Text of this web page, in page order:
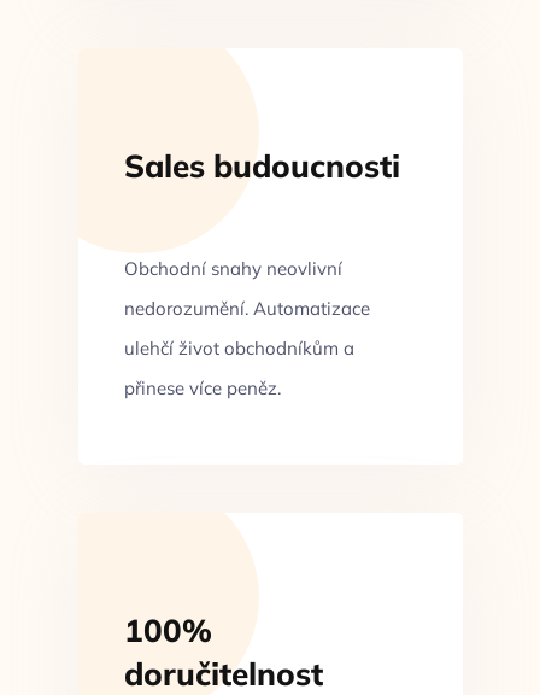
Sales budoucnosti
Obchodní snahy neovlivní
nedorozumění. Automatizace
ulehčí život obchodníkům a
přinese více peněz.
100%
doručitelnost